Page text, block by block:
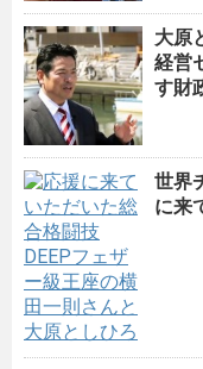
大原
経営
す財
世界
に来